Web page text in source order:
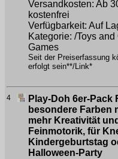
Versandkosten: Ab
kostenfrei
Verfügbarkeit: Auf
Kategorie: /Toys and
Games
Seit der Preiserfassung
erfolgt sein**/Link*
4
Play-Doh 6er-Pack
besondere Farben
mehr Kreativität
Feinmotorik, für
Kindergeburtstag
Halloween-Party